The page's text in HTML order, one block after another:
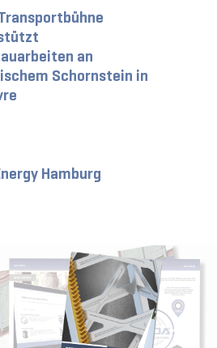
Transportbühne
an
Schornstein in
Hamburg